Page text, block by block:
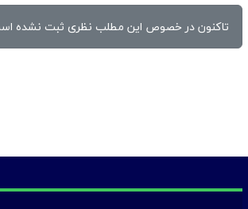
تاکنون در خصوص این مطلب نظری ثبت نشده